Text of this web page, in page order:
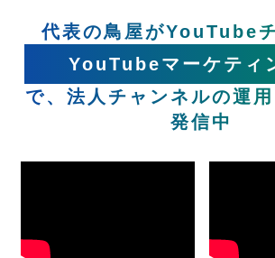
代表の鳥屋がYouTube
YouTubeマーケティ
で、法人チャンネルの運
発信中